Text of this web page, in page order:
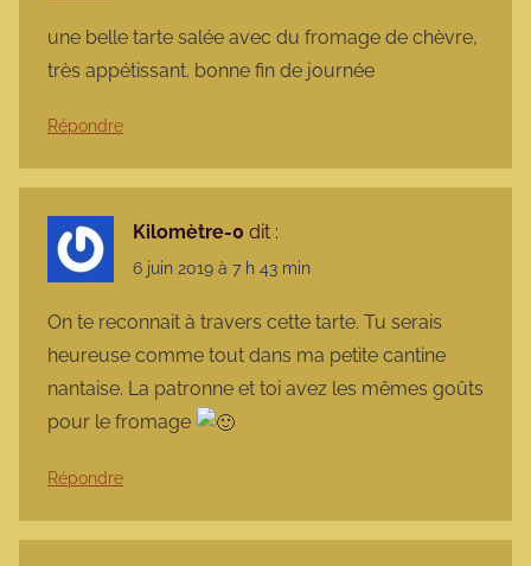
une belle tarte salée avec du fromage de chèvre,
très appétissant. bonne fin de journée
Répondre
Kilomètre-0 dit :
6 juin 2019 à 7 h 43 min
On te reconnait à travers cette tarte. Tu serais
heureuse comme tout dans ma petite cantine
nantaise. La patronne et toi avez les mêmes goûts
pour le fromage
Répondre